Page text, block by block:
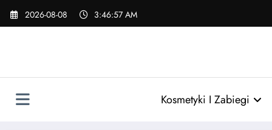
Skip
2026-08-08 3:46:58 AM
Kosmetyki I Zabiegi